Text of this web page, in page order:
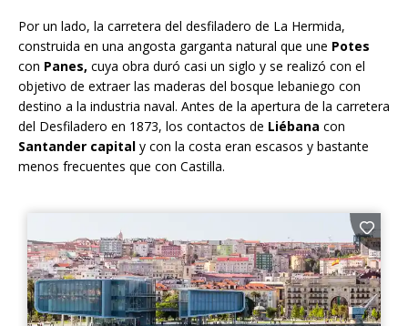
Por un lado, la carretera del desfiladero de La Hermida,
construida en una angosta garganta natural que une Potes
con Panes, cuya obra duró casi un siglo y se realizó con el
objetivo de extraer las maderas del bosque lebaniego con
destino a la industria naval. Antes de la apertura de la carretera
del Desfiladero en 1873, los contactos de Liébana con
Santander capital y con la costa eran escasos y bastante
menos frecuentes que con Castilla.